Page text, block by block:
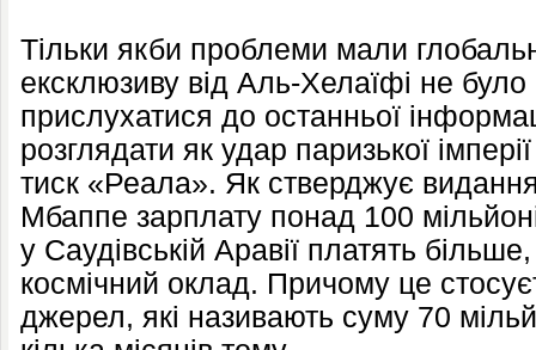
Тільки якби проблеми мали
ексклюзиву від Аль-Хелаїфі не
прислухатися до останньої
розглядати як удар паризької
тиск «Реала». Як стверджує
Мбаппе зарплату понад 100
у Саудівській Аравії платять
космічний оклад. Причому це
джерел, які називають суму 70